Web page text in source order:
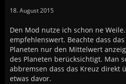
18. August 2015
Den Mod nutze ich schon ne
empfehlenswert. Beachte dass
Planeten nur den Mittelwert
des Planeten berücksichtigt. Man
abbremsen dass das Kreuz direkt
etwas davor.